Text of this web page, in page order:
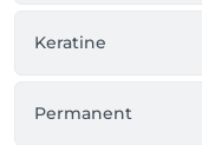
Keratine
Permanent